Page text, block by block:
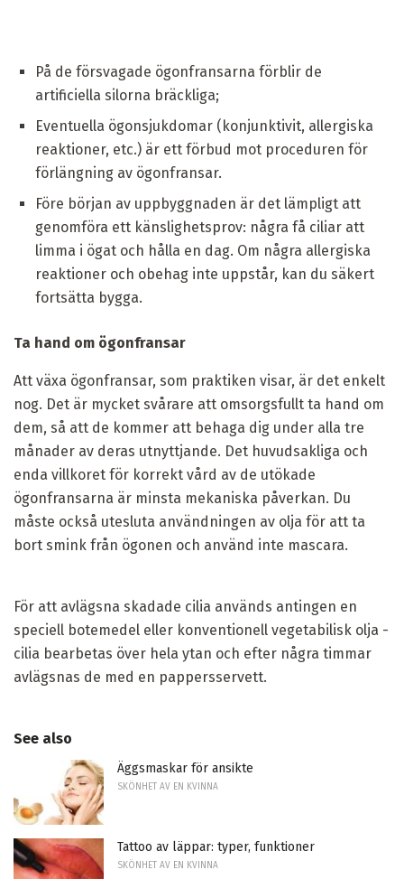
På de försvagade ögonfransarna förblir de
artificiella silorna bräckliga;
Eventuella ögonsjukdomar (konjunktivit, allergiska
reaktioner, etc.) är ett förbud mot proceduren för
förlängning av ögonfransar.
Före början av uppbyggnaden är det lämpligt att
genomföra ett känslighetsprov: några få ciliar att
limma i ögat och hålla en dag. Om några allergiska
reaktioner och obehag inte uppstår, kan du säkert
fortsätta bygga.
Ta hand om ögonfransar
Att växa ögonfransar, som praktiken visar, är det enkelt
nog. Det är mycket svårare att omsorgsfullt ta hand om
dem, så att de kommer att behaga dig under alla tre
månader av deras utnyttjande. Det huvudsakliga och
enda villkoret för korrekt vård av de utökade
ögonfransarna är minsta mekaniska påverkan. Du
måste också utesluta användningen av olja för att ta
bort smink från ögonen och använd inte mascara.
För att avlägsna skadade cilia används antingen en
speciell botemedel eller konventionell vegetabilisk olja -
cilia bearbetas över hela ytan och efter några timmar
avlägsnas de med en pappersservett.
See also
Äggsmaskar för ansikte
SKÖNHET AV EN KVINNA
Tattoo av läppar: typer, funktioner
SKÖNHET AV EN KVINNA